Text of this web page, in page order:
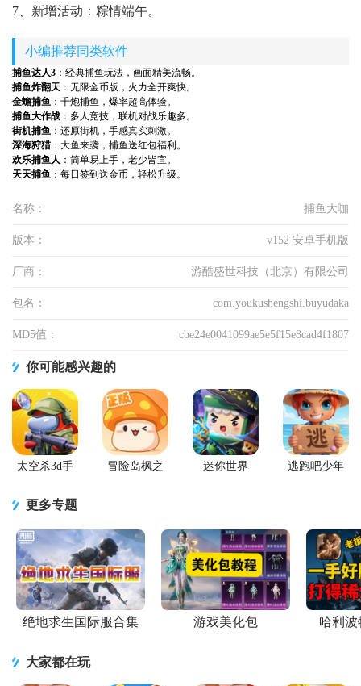
7、新增活动：粽情端午。
小编推荐同类软件
捕鱼达人3 ：经典捕鱼玩法，画面精美流畅。
捕鱼炸翻天 ：无限金币版，火力全开爽快。
金蟾捕鱼 ：千炮捕鱼，爆率超高体验。
捕鱼大作战 ：多人竞技，联机对战乐趣多。
街机捕鱼 ：还原街机，手感真实刺激。
深海狩猎：大鱼来袭，捕鱼送红包福利。
欢乐捕鱼人 ：简单易上手，老少皆宜。
天天捕鱼 ：每日签到送金币，轻松升级。
名称： 捕鱼大咖
版本： v152 安卓手机版
厂商： 游酷盛世科技（北京）有限公司
包名： com.youkushengshi.buyudaka
MD5值： cbe24e0041099ae5e5f15e8cad4f1807
你可能感兴趣的
太空杀3d手
冒险岛枫之
迷你世界
逃跑吧少年
更多专题
绝地求生国际服合集 游戏美化包 哈利
大家都在玩